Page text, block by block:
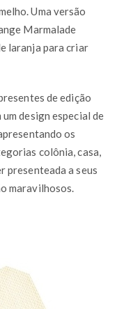
Uma versão
Marmalade
laranja para criar
de edição
design especial de
os
colônia, casa,
presenteada a seus
maravilhosos.